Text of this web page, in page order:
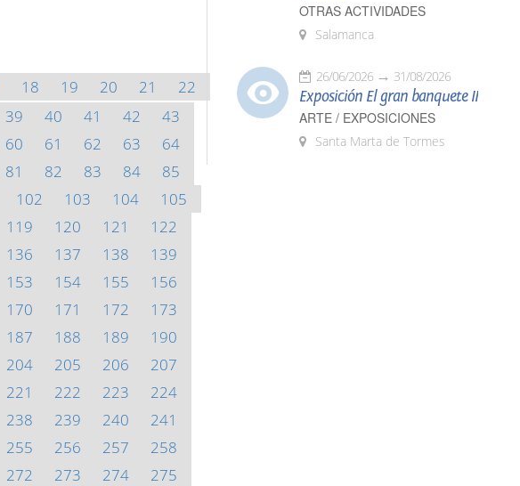
18 19 20 21
22
39 40 41 42
43
60 61 62 63
64
81 82 83 84
85
102 103 104
105
119 120 121
122
136 137 138
139
153 154 155
156
170 171 172
173
187 188 189
190
204 205 206
207
221 222 223
224
238 239 240
241
255 256 257
258
272 273 274 275
OTRAS ACTIVIDADES
Salamanca
26/06/2026 31/08/2026
Exposición El gran banquete II
ARTE / EXPOSICIONES
Santa Marta de Tormes